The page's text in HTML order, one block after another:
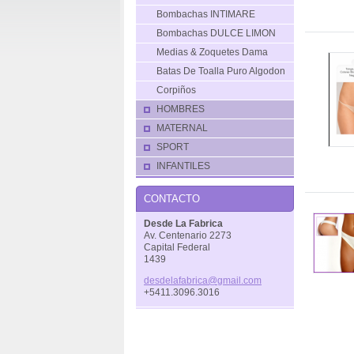
Bombachas INTIMARE
Bombachas DULCE LIMON
Medias & Zoquetes Dama
Batas De Toalla Puro Algodon
Corpiños
HOMBRES
MATERNAL
SPORT
INFANTILES
CONTACTO
Desde La Fabrica
Av. Centenario 2273
Capital Federal
1439
desdelafabrica@gmail.com
+5411.3096.3016